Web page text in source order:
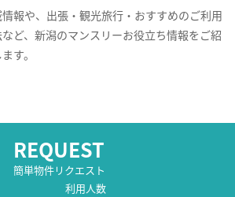
報や、出張・観光旅行・おすすめのご利用
ど、新潟のマンスリーお役立ち情報をご紹
す。
REQUEST
簡単物件リクエスト
利用人数